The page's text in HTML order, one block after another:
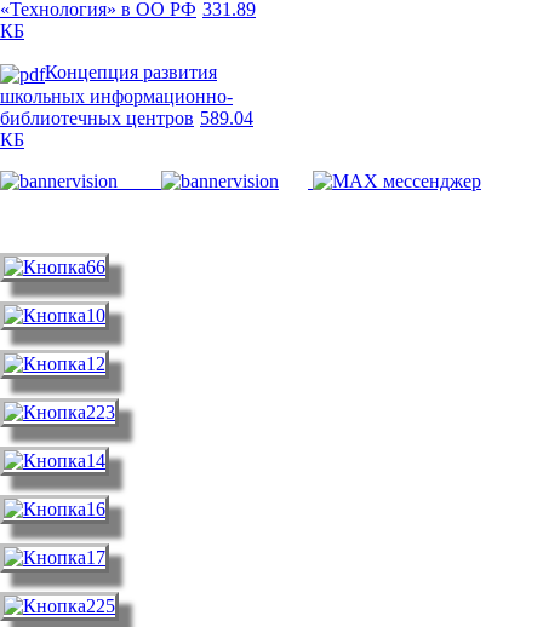
«Технология» в ОО РФ 331.89
КБ
Концепция развития
школьных информационно-
библиотечных центров 589.04
КБ